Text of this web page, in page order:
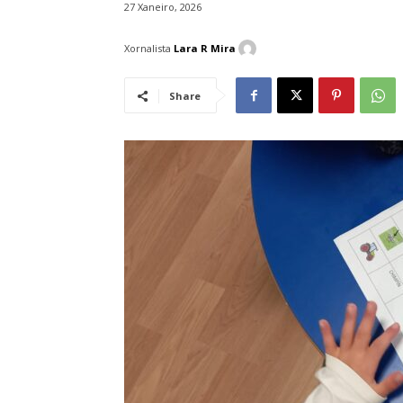
27 Xaneiro, 2026
Xornalista Lara R Mira
Share